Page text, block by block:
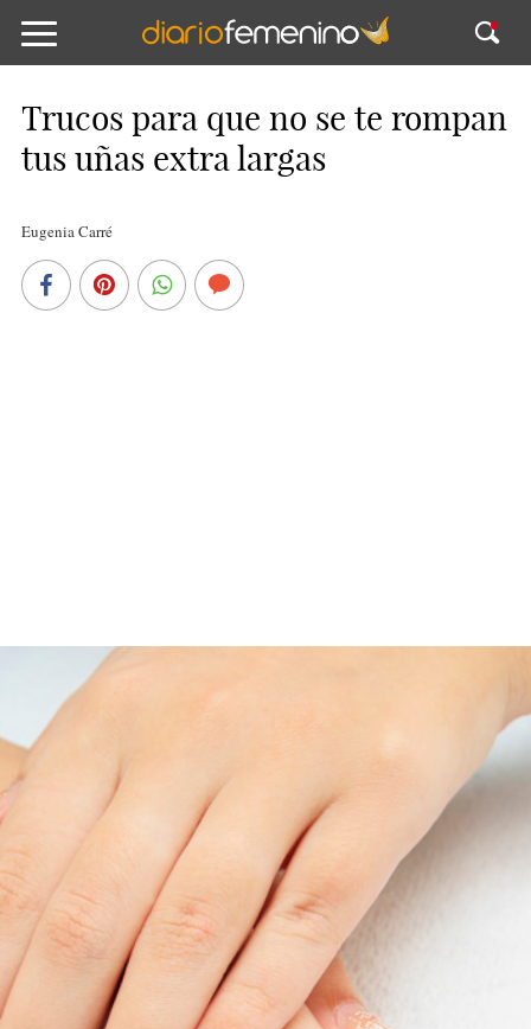
Trucos para que no se te rompan
tus uñas extra largas
Eugenia Carré